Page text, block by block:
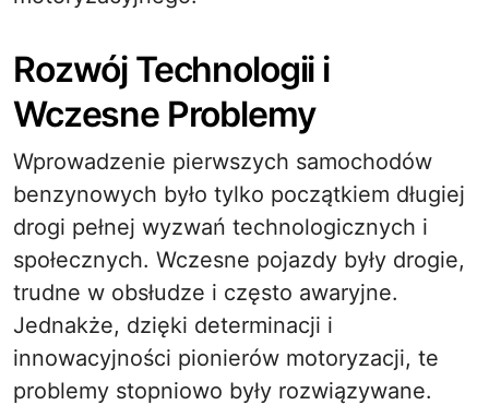
Rozwój Technologii i
Wczesne Problemy
Wprowadzenie pierwszych samochodów
benzynowych było tylko początkiem długiej
drogi pełnej wyzwań technologicznych i
społecznych. Wczesne pojazdy były drogie,
trudne w obsłudze i często awaryjne.
Jednakże, dzięki determinacji i
innowacyjności pionierów motoryzacji, te
problemy stopniowo były rozwiązywane.